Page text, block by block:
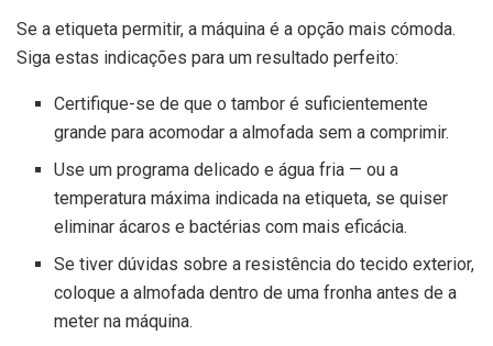
Se a etiqueta permitir, a máquina é a opção mais cómoda.
Siga estas indicações para um resultado perfeito:
Certifique-se de que o tambor é suficientemente
grande para acomodar a almofada sem a comprimir.
Use um programa delicado e água fria — ou a
temperatura máxima indicada na etiqueta, se quiser
eliminar ácaros e bactérias com mais eficácia.
Se tiver dúvidas sobre a resistência do tecido exterior,
coloque a almofada dentro de uma fronha antes de a
meter na máquina.